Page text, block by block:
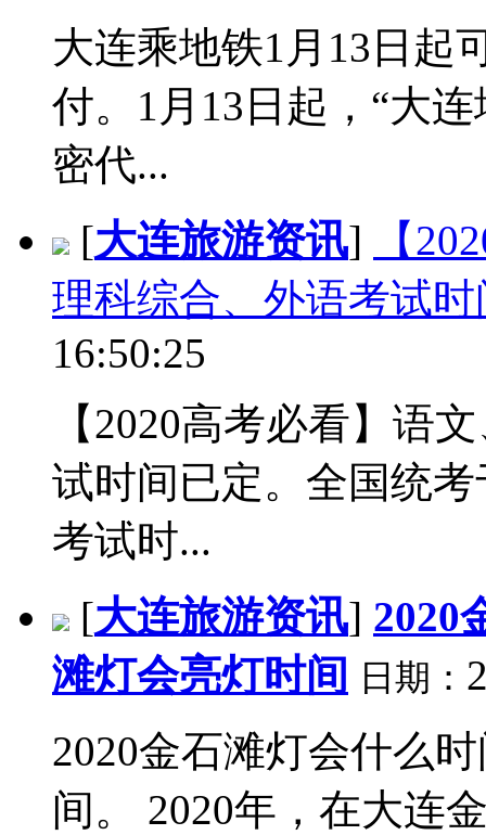
大连乘地铁1月13日起
付。1月13日起，“大
密代...
[大连旅游资讯]
【
理科综合、外语考试
16:50:25
【2020高考必看】语
试时间已定。全国统
考试时...
[大连旅游资讯] 2020
滩灯会亮灯时间
日期：
2020金石滩灯会什么
间。 2020年，在大连